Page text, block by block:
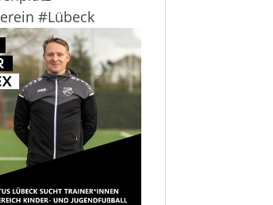
#Ehrenamt
ßball#Jugendfußball
#Trainergesucht
#Lübeck